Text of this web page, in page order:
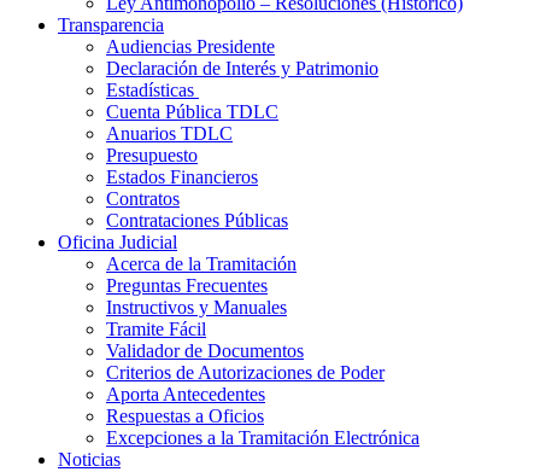
Transparencia
Audiencias Presidente
Declaración de Interés y Patrimonio
Estadísticas
Cuenta Pública TDLC
Anuarios TDLC
Presupuesto
Estados Financieros
Contratos
Contrataciones Públicas
Oficina Judicial
Acerca de la Tramitación
Preguntas Frecuentes
Instructivos y Manuales
Tramite Fácil
Validador de Documentos
Criterios de Autorizaciones de Poder
Aporta Antecedentes
Respuestas a Oficios
Excepciones a la Tramitación Electrónica
Noticias